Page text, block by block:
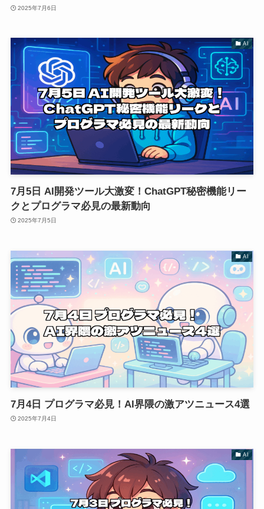
2025年7月6日
AI
7月5日 AI開発ツール大激変！ChatGPT秘密機能リー
クとプログラマ必見の最新動向
2025年7月5日
AI
7月4日 プログラマ必見！AI界隈の激アツニュース4選
2025年7月4日
AI